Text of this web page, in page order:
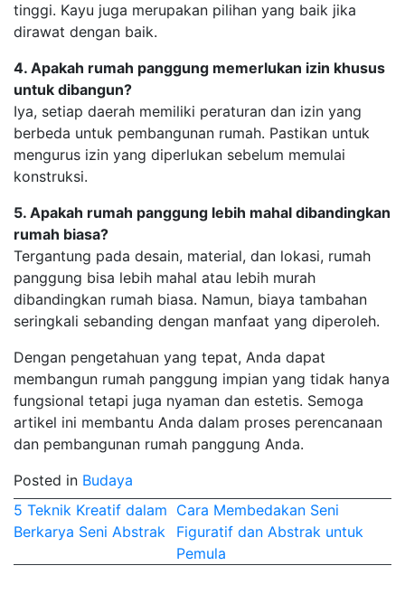
tinggi. Kayu juga merupakan pilihan yang baik jika
dirawat dengan baik.
4. Apakah rumah panggung memerlukan izin khusus
untuk dibangun?
Iya, setiap daerah memiliki peraturan dan izin yang
berbeda untuk pembangunan rumah. Pastikan untuk
mengurus izin yang diperlukan sebelum memulai
konstruksi.
5. Apakah rumah panggung lebih mahal dibandingkan
rumah biasa?
Tergantung pada desain, material, dan lokasi, rumah
panggung bisa lebih mahal atau lebih murah
dibandingkan rumah biasa. Namun, biaya tambahan
seringkali sebanding dengan manfaat yang diperoleh.
Dengan pengetahuan yang tepat, Anda dapat
membangun rumah panggung impian yang tidak hanya
fungsional tetapi juga nyaman dan estetis. Semoga
artikel ini membantu Anda dalam proses perencanaan
dan pembangunan rumah panggung Anda.
Posted in Budaya
Post
navigation
5 Teknik Kreatif dalam
Berkarya Seni Abstrak
Cara Membedakan Seni
Figuratif dan Abstrak untuk
Pemula